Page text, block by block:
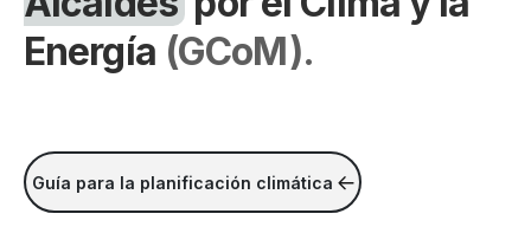
Energía (GCoM).
Guía para la planificación climática